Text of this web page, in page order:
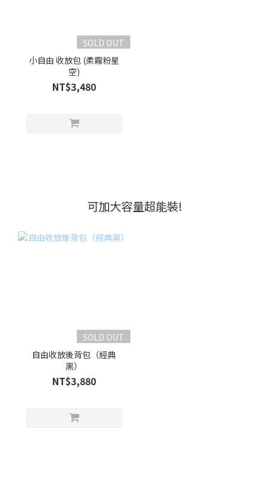
SOLD OUT
小自由 收放包 (柔霧粉星
空)
NT$3,480
可加大容量超能裝!
SOLD OUT
自由收放後背包（經典
黑）
NT$3,880